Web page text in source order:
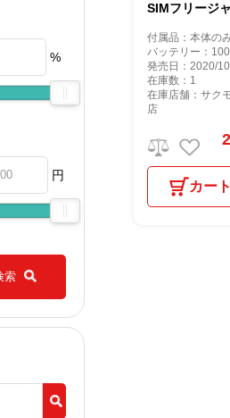
%
円
索
SIMフリージ
付属品：本体の
バッテリー：
発売日：2020/10
在庫数：1
在庫店舗：サク
店
カー